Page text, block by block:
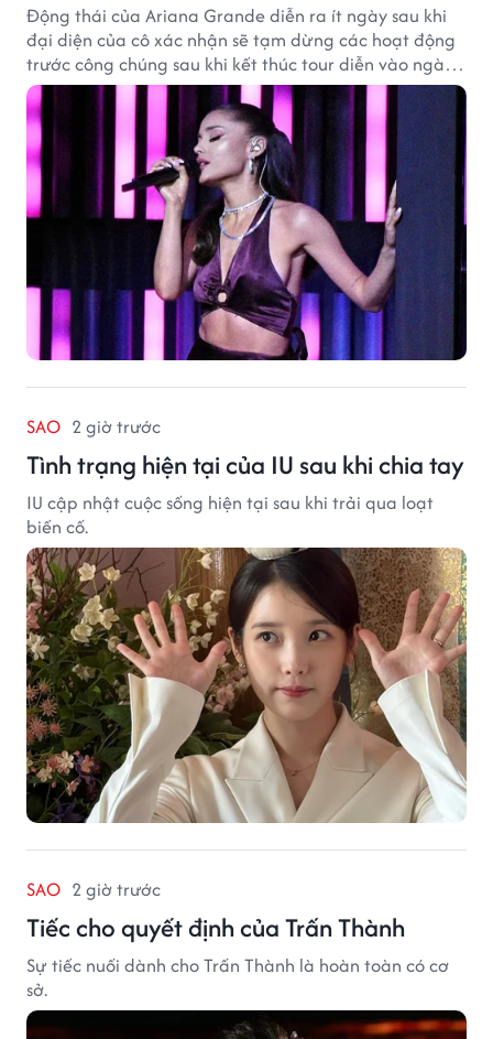
Động thái của Ariana Grande diễn ra ít ngày sau khi
đại diện của cô xác nhận sẽ tạm dừng các hoạt động
trước công chúng sau khi kết thúc tour diễn vào ngày
1/9.
SAO 2 giờ trước
Tình trạng hiện tại của IU sau khi chia tay
IU cập nhật cuộc sống hiện tại sau khi trải qua loạt
biến cố.
SAO 2 giờ trước
Tiếc cho quyết định của Trấn Thành
Sự tiếc nuối dành cho Trấn Thành là hoàn toàn có cơ
sở.